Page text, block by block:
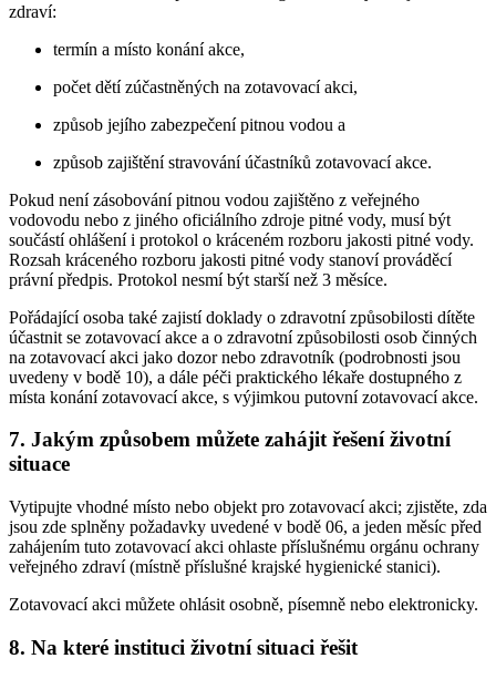
zdraví:
termín a místo konání akce,
počet dětí zúčastněných na zotavovací akci,
způsob jejího zabezpečení pitnou vodou a
způsob zajištění stravování účastníků zotavovací akce.
Pokud není zásobování pitnou vodou zajištěno z veřejného
vodovodu nebo z jiného oficiálního zdroje pitné vody, musí být
součástí ohlášení i protokol o kráceném rozboru jakosti pitné vody.
Rozsah kráceného rozboru jakosti pitné vody stanoví prováděcí
právní předpis. Protokol nesmí být starší než 3 měsíce.
Pořádající osoba také zajistí doklady o zdravotní způsobilosti dítěte
účastnit se zotavovací akce a o zdravotní způsobilosti osob činných
na zotavovací akci jako dozor nebo zdravotník (podrobnosti jsou
uvedeny v bodě 10), a dále péči praktického lékaře dostupného z
místa konání zotavovací akce, s výjimkou putovní zotavovací akce.
7. Jakým způsobem můžete zahájit řešení životní
situace
Vytipujte vhodné místo nebo objekt pro zotavovací akci; zjistěte, zda
jsou zde splněny požadavky uvedené v bodě 06, a jeden měsíc před
zahájením tuto zotavovací akci ohlaste příslušnému orgánu ochrany
veřejného zdraví (místně příslušné krajské hygienické stanici).
Zotavovací akci můžete ohlásit osobně, písemně nebo elektronicky.
8. Na které instituci životní situaci řešit